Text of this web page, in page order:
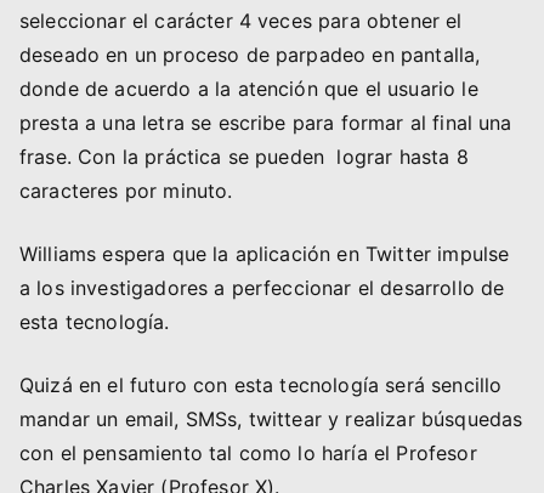
seleccionar el carácter 4 veces para obtener el
deseado en un proceso de parpadeo en pantalla,
donde de acuerdo a la atención que el usuario le
presta a una letra se escribe para formar al final una
frase. Con la práctica se pueden lograr hasta 8
caracteres por minuto.
Williams espera que la aplicación en Twitter impulse
a los investigadores a perfeccionar el desarrollo de
esta tecnología.
Quizá en el futuro con esta tecnología será sencillo
mandar un email, SMSs, twittear y realizar búsquedas
con el pensamiento tal como lo haría el Profesor
Charles Xavier (Profesor X).